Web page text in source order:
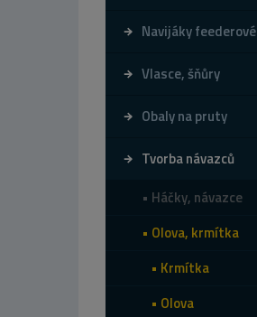
Navijáky feederové
Vlasce, šňůry
Obaly na pruty
Tvorba návazců
Háčky, návazce
Olova, krmítka
Krmítka
Olova